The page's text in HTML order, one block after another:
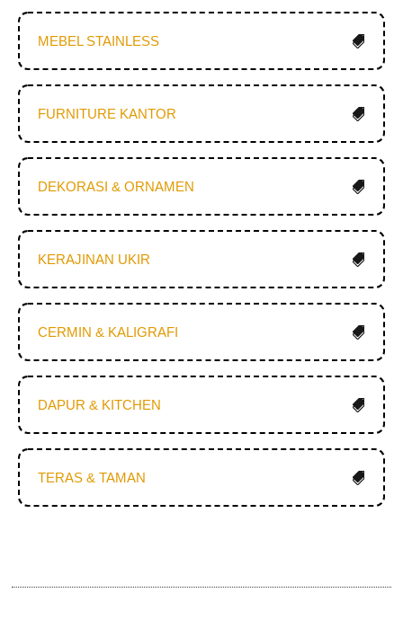
MEBEL STAINLESS
FURNITURE KANTOR
DEKORASI & ORNAMEN
KERAJINAN UKIR
CERMIN & KALIGRAFI
DAPUR & KITCHEN
TERAS & TAMAN